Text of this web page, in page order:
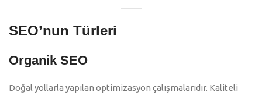
SEO’nun Türleri
Organik SEO
Doğal yollarla yapılan optimizasyon çalışmalarıdır. Kaliteli